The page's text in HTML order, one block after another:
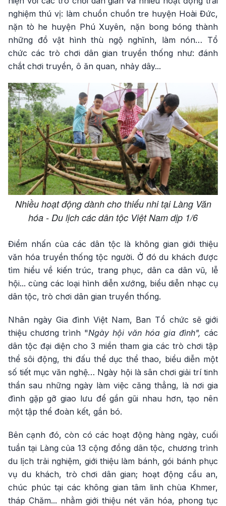
nghiệm thú vị: làm chuồn chuồn tre huyện Hoài Đức,
nặn tò he huyện Phú Xuyên, nặn bong bóng thành
những đồ vật hình thù ngộ nghĩnh, làm nón… Tổ
chức các trò chơi dân gian truyền thống như: đánh
chắt chơi truyền, ô ăn quan, nhảy dây...
Nhiều hoạt động dành cho thiếu nhi tại Làng Văn
hóa - Du lịch các dân tộc Việt Nam dịp 1/6
Điểm nhấn của các dân tộc là không gian giới thiệu
văn hóa truyền thống tộc người. Ở đó du khách được
tìm hiểu về kiến trúc, trang phục, dân ca dân vũ, lễ
hội... cùng các loại hình diễn xướng, biểu diễn nhạc cụ
dân tộc, trò chơi dân gian truyền thống.
Nhân ngày Gia đình Việt Nam, Ban Tổ chức sẽ giới
thiệu chương trình "Ngày hội văn hóa gia đình", các
dân tộc đại diện cho 3 miền tham gia các trò chơi tập
thể sôi động, thi đấu thể dục thể thao, biểu diễn một
số tiết mục văn nghệ… Ngày hội là sân chơi giải trí tinh
thần sau những ngày làm việc căng thẳng, là nơi gia
đình gặp gỡ giao lưu để gần gũi nhau hơn, tạo nên
một tập thể đoàn kết, gắn bó.
Bên cạnh đó, còn có các hoạt động hàng ngày, cuối
tuần tại Làng của 13 cộng đồng dân tộc, chương trình
du lịch trải nghiệm, giới thiệu làm bánh, gói bánh phục
vụ du khách, trò chơi dân gian; hoạt động cầu an,
chúc phúc tại các không gian tâm linh chùa Khmer,
tháp Chăm... nhằm giới thiệu nét văn hóa, phong tục